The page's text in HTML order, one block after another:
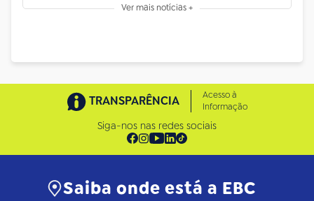
Ver mais notícias +
TRANSPARÊNCIA
Acesso à
Informação
Siga-nos nas redes sociais
Saiba onde está a EBC